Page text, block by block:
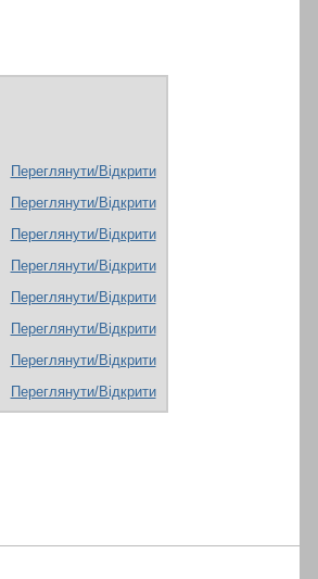
Переглянути/Відкрити
Переглянути/Відкрити
Переглянути/Відкрити
Переглянути/Відкрити
Переглянути/Відкрити
Переглянути/Відкрити
Переглянути/Відкрити
Переглянути/Відкрити